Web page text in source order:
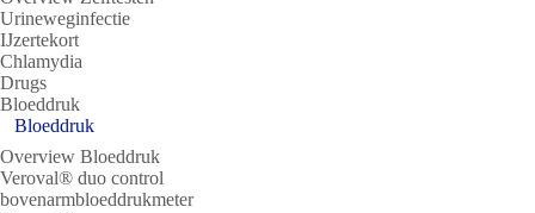
Urineweginfectie
IJzertekort
Chlamydia
Drugs
Bloeddruk
Bloeddruk
Overview Bloeddruk
Veroval® duo control
bovenarmbloeddrukmeter